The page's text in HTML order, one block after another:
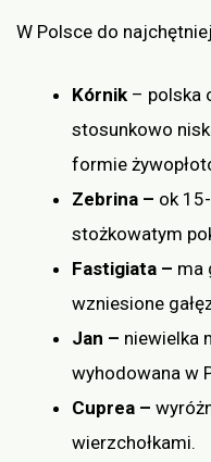
W Polsce do
Kórnik – polska
stosunkowo
formie
Zebrina – ok
stożkowatym
Fastigiata – ma
wzniesione
Jan – niewielka
wyhodowana w
Cuprea –
wierzchołkami.